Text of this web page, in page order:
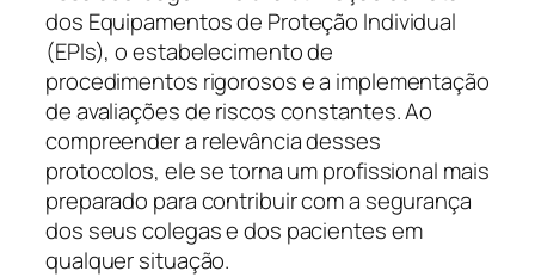
dos Equipamentos de Proteção Individual
(EPIs), o estabelecimento de
procedimentos rigorosos e a implementação
de avaliações de riscos constantes. Ao
compreender a relevância desses
protocolos, ele se torna um profissional mais
preparado para contribuir com a segurança
dos seus colegas e dos pacientes em
qualquer situação.